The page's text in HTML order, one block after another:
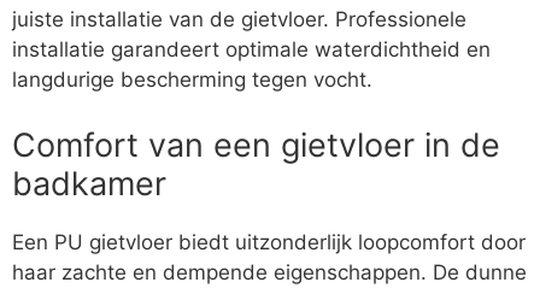
juiste installatie van de gietvloer. Professionele
installatie garandeert optimale waterdichtheid en
langdurige bescherming tegen vocht.
Comfort van een gietvloer in de
badkamer
Een PU gietvloer biedt uitzonderlijk loopcomfort door
haar zachte en dempende eigenschappen. De dunne